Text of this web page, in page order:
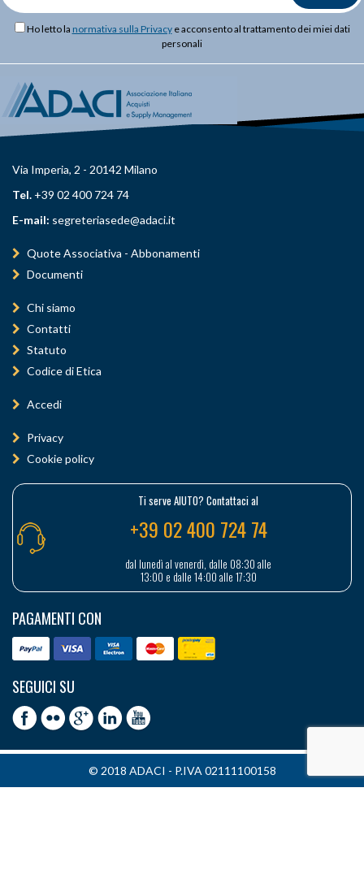
Ho letto la normativa sulla Privacye acconsento al trattamento dei miei dati
personali
Via Imperia, 2 - 20142 Milano
Tel. +39 02 400 724 74
E-mail: segreteriasede@adaci.it
Quote Associativa - Abbonamenti
Documenti
Chi siamo
Contatti
Statuto
Codice di Etica
Accedi
Privacy
Cookie policy
Ti serve AIUTO? Contattaci al
+39 02 400 724 74
dal lunedì al venerdì, dalle 08:30 alle
13:00 e dalle 14:00 alle 17:30
PAGAMENTI CON
SEGUICI SU
© 2018 ADACI - P.IVA 02111100158